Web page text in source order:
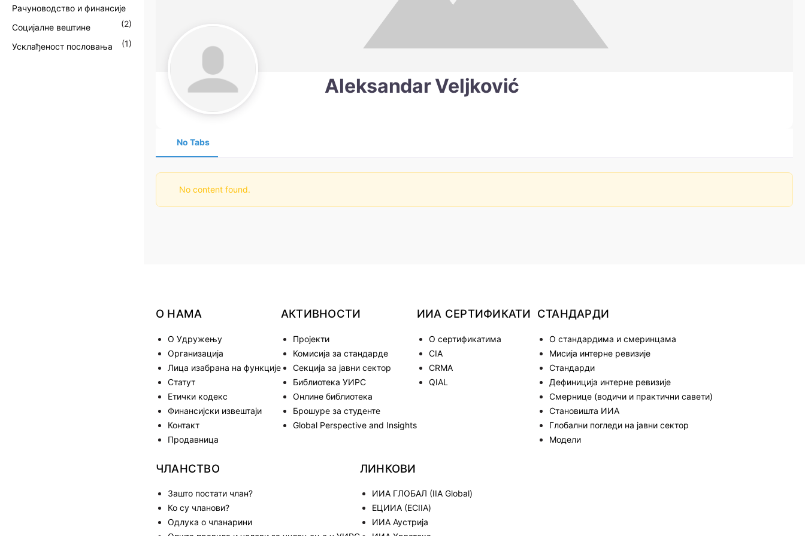
Рачуноводство и финансије
(2)
Социјалне вештине
(1)
Усклађеност пословања
Aleksandar Veljković
No Tabs
No content found.
О НАМА
О Удружењу
Организација
Лица изабрана на функције
Статут
Етички кодекс
Финансијски извештаји
Контакт
Продавница
АКТИВНОСТИ
Пројекти
Комисија за стандарде
Секција за јавни сектор
Библиотека УИРС
Онлине библиотека
Брошуре за студенте
Global Perspective and Insights
ИИА СЕРТИФИКАТИ
О сертификатима
CIA
CRMA
QIAL
СТАНДАРДИ
О стандардима и смеринцама
Мисија интерне ревизије
Стандарди
Дефиниција интерне ревизије
Смернице (водичи и практични савети)
Становишта ИИА
Глобални погледи на јавни сектор
Модели
ЧЛАНСТВО
Зашто постати члан?
Ко су чланови?
Одлука о чланарини
ЛИНКОВИ
ИИА ГЛОБАЛ (IIA Global)
ЕЦИИА (ECIIA)
ИИА Аустрија